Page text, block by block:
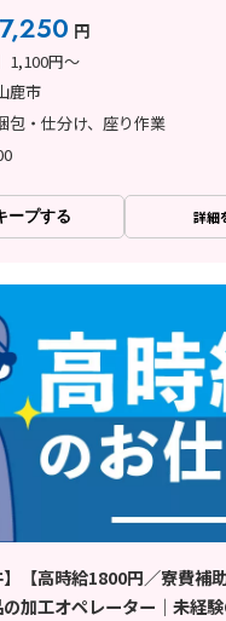
活躍中
円
1,100円～
鹿市
包・仕分け、座り作業
ープする 詳細
】【高時給1800円／寮費補
加工オペレーター｜未経